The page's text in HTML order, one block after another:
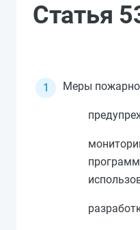
Статья
Меры